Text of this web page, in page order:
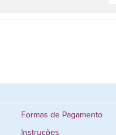
Formas de Pagamento
Instruções